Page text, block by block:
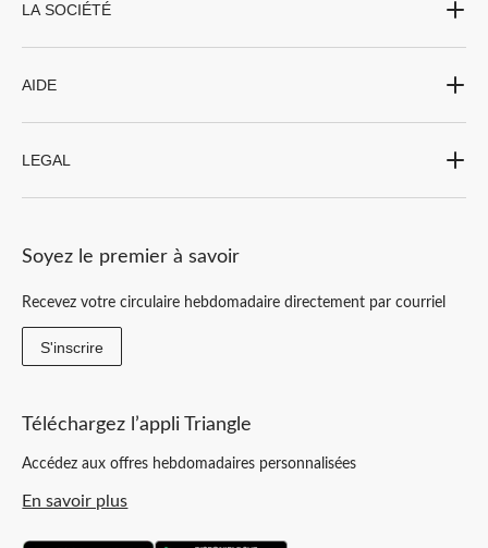
LA SOCIÉTÉ
AIDE
LEGAL
Soyez le premier à savoir
Recevez votre circulaire hebdomadaire directement par courriel
S'inscrire
Téléchargez l’appli Triangle
Accédez aux offres hebdomadaires personnalisées
En savoir plus